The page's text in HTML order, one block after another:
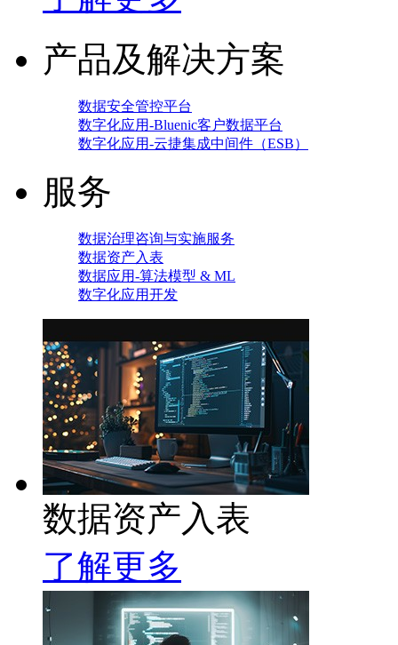
产品及解决方案
数据安全管控平台
数字化应用-Bluenic客户数据平台
数字化应用-云捷集成中间件（ESB）
服务
数据治理咨询与实施服务
数据资产入表
数据应用-算法模型 & ML
数字化应用开发
数据资产入表
了解更多